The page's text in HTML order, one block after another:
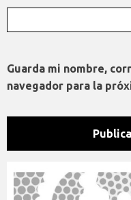
Guarda mi nombre,
navegador para la